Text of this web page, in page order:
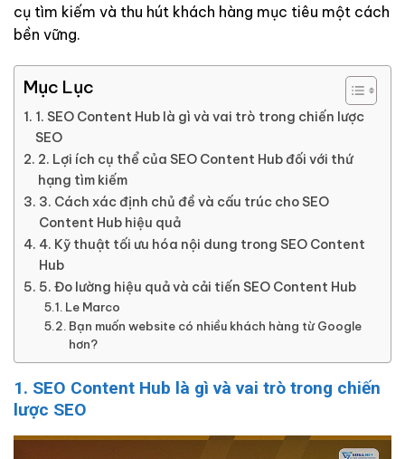
cụ tìm kiếm và thu hút khách hàng mục tiêu một cách
bền vững.
Mục Lục
1. SEO Content Hub là gì và vai trò trong chiến lược
SEO
2. Lợi ích cụ thể của SEO Content Hub đối với thứ
hạng tìm kiếm
3. Cách xác định chủ đề và cấu trúc cho SEO
Content Hub hiệu quả
4. Kỹ thuật tối ưu hóa nội dung trong SEO Content
Hub
5. Đo lường hiệu quả và cải tiến SEO Content Hub
Le Marco
Bạn muốn website có nhiều khách hàng từ Google
hơn?
1. SEO Content Hub là gì và vai trò trong chiến
lược SEO